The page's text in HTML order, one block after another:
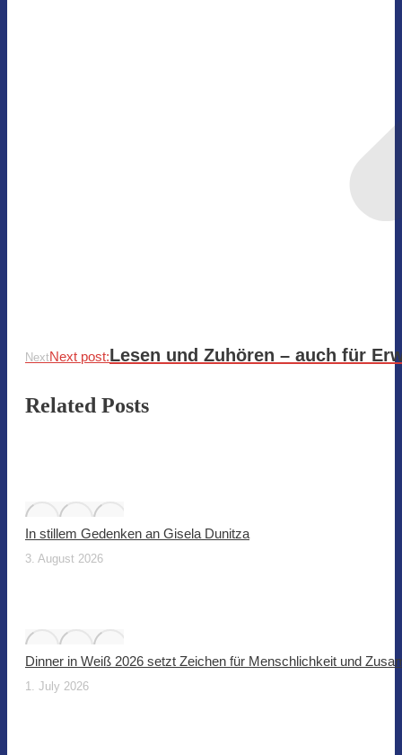
NextNext post:Lesen und Zuhören – auch für
Related Posts
In stillem Gedenken an Gisela Dunitza
3. August 2026
Dinner in Weiß 2026 setzt Zeichen für Menschlichkeit und
1. July 2026